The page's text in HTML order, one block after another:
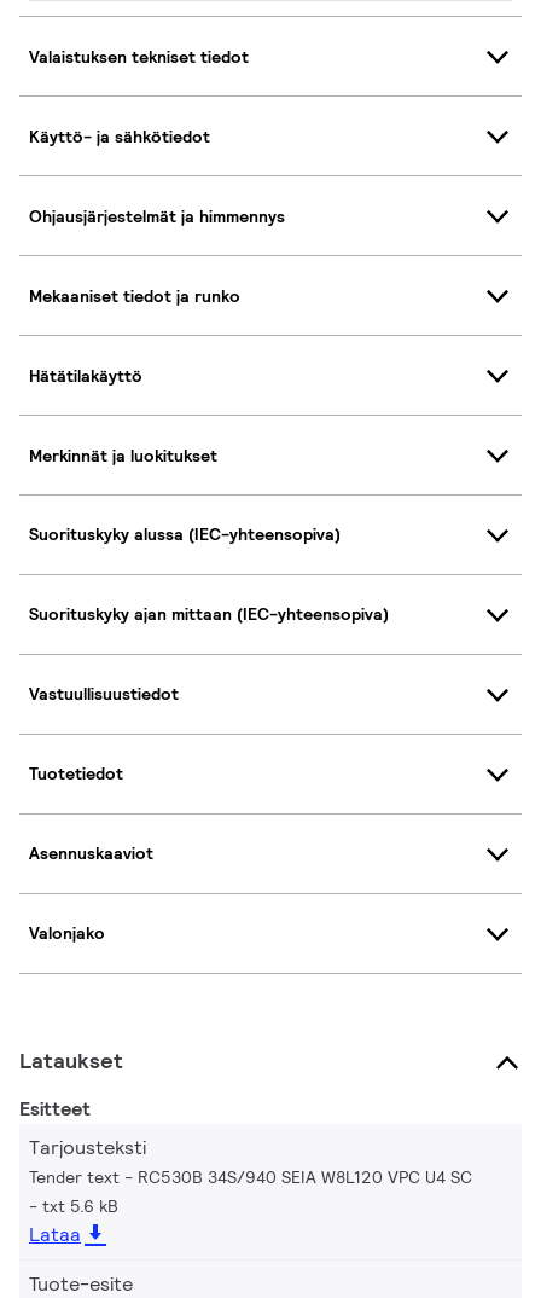
Valaistuksen tekniset tiedot
Käyttö- ja sähkötiedot
Ohjausjärjestelmät ja himmennys
Mekaaniset tiedot ja runko
Hätätilakäyttö
Merkinnät ja luokitukset
Suorituskyky alussa (IEC-yhteensopiva)
Suorituskyky ajan mittaan (IEC-yhteensopiva)
Vastuullisuustiedot
Tuotetiedot
Asennuskaaviot
Valonjako
Lataukset
Esitteet
Tarjousteksti
Tender text - RC530B 34S/940 SEIA W8L120 VPC U4 SC
txt 5.6 kB
Lataa
Tuote-esite